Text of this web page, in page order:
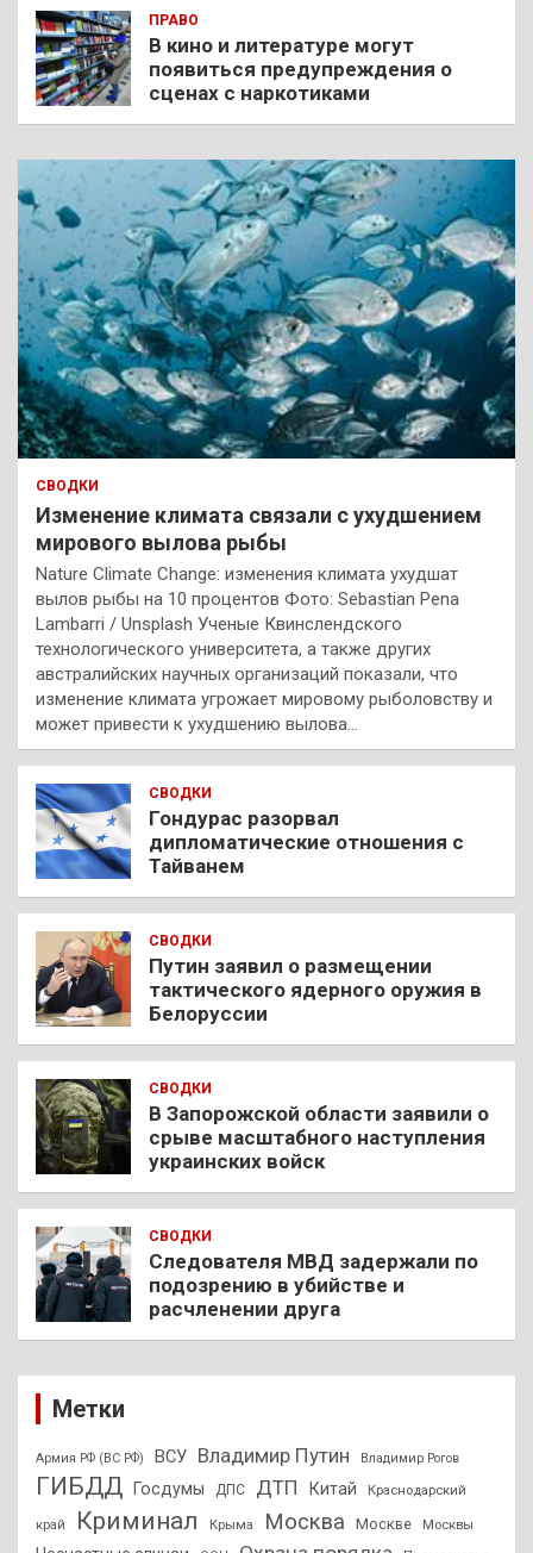
ПРАВО
В кино и литературе могут
появиться предупреждения о
сценах с наркотиками
СВОДКИ
Изменение климата связали с ухудшением
мирового вылова рыбы
Nature Climate Change: изменения климата ухудшат
вылов рыбы на 10 процентов Фото: Sebastian Pena
Lambarri / Unsplash Ученые Квинслендского
технологического университета, а также других
австралийских научных организаций показали, что
изменение климата угрожает мировому рыболовству и
может привести к ухудшению вылова…
СВОДКИ
Гондурас разорвал
дипломатические отношения с
Тайванем
СВОДКИ
Путин заявил о размещении
тактического ядерного оружия в
Белоруссии
СВОДКИ
В Запорожской области заявили о
срыве масштабного наступления
украинских войск
СВОДКИ
Следователя МВД задержали по
подозрению в убийстве и
расчленении друга
Метки
Армия РФ (ВС РФ) ВСУ Владимир Путин Владимир Рогов
ГИБДД Госдумы ДПС ДТП Китай Краснодарский
край Криминал Крыма Москва Москве Москвы